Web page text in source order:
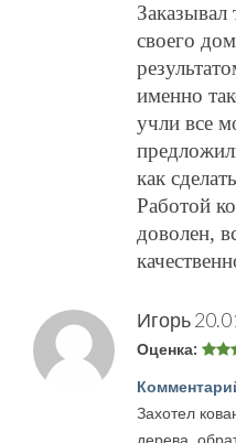
Заказывал
своего
именно
учли все
как
Работой
доволен,
Игорь
Оценка:
Захотел